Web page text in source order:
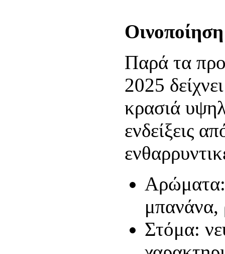
Παρά τα
2025
κρασιά
ενδείξεις
Αρώματα:
μπανάνα,
Στόμα: